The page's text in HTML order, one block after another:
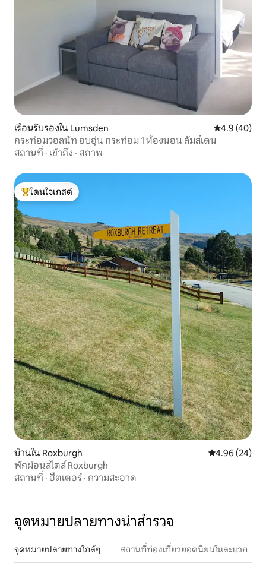
เรือนรับรองใน Lumsden คะแนนเฉลี่ย
4.9 (40)
กระท่อมวอลนัท อบอุ่น กระท่อม 1 ห้องนอน ลัมส์เดน
สถานที่ · เข้าถึง · สภาพ
โดนใจเกสต์ที่สุด
โดนใจเกสต์
บ้านใน Roxburgh คะแนนเฉลี่ย
4.96 (24)
พักผ่อนสไตล์ Roxburgh
สถานที่ · ฮีตเตอร์ · ความสะอาด
จุดหมายปลายทางน่าสำรวจ
จุดหมายปลายทางใกล้ๆ สถานที่ท่องเที่ยวยอดนิยมในละแวก